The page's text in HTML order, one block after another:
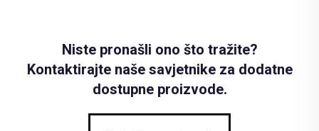
Niste pronašli ono što tražite?
Kontaktirajte naše savjetnike za dodatne
dostupne proizvode.